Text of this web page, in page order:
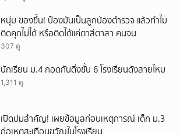
หนุ่ม ของขึ้น! ป๋องมันเป็นลูกน้องตำรวจ แล้วทำไม
ติดคุกไม่ได้ หรือติดได้แค่ตาสีตาสา คนจน
307 ดู
นักเรียน ม.4 กอดกันดิ่งชั้น 6 โรงเรียนดังสายไหม
1,311 ดู
เปิดปมสำคัญ! เผยข้อมูลก่อนเหตุการณ์ เด็ก ม.3